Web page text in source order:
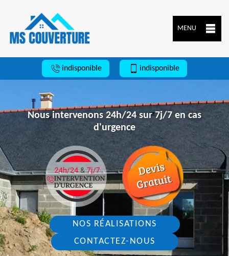
MENU
indisponible indisponible
Nous intervenons 24h/24 sur 7j/7 en cas
d'urgence
NOS RÉALISATIONS
CONTACTEZ-NOUS